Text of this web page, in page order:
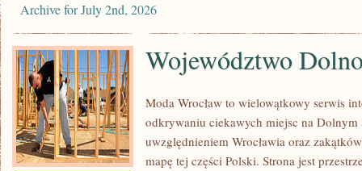
Archive for July 2nd, 2026
Województwo
Moda Wrocław to wielowątkowy serwis
odkrywaniu ciekawych miejsc na Dolnym
uwzględnieniem Wrocławia oraz
mapę tej części Polski. Strona jest